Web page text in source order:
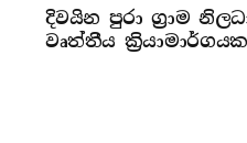
දිවයින පුරා ග්‍රාම
වෘත්තීය ක්‍රියාමාර්ගයක